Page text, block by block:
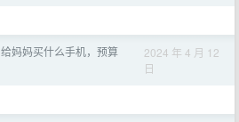
给妈妈买什么手机，预算
2024 年 4 月 12
日